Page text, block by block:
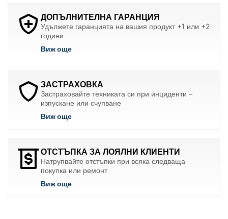
ДОПЪЛНИТЕЛНА ГАРАНЦИЯ
Удължете гаранцията на вашия продукт +1 или +2
години
Виж още
ЗАСТРАХОВКА
Застраховайте техниката си при инциденти –
изпускане или счупване
Виж още
ОТСТЪПКА ЗА ЛОЯЛНИ КЛИЕНТИ
Натрупвайте отстъпки при всяка следваща
покупка или ремонт
Виж още